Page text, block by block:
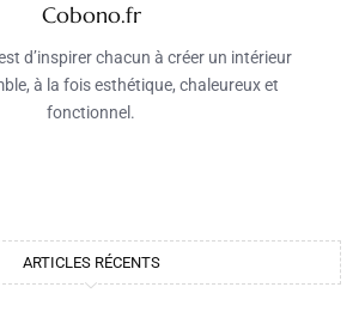
Cobono.fr
d’inspirer chacun à créer un intérieur
à la fois esthétique, chaleureux et
fonctionnel.
ARTICLES RÉCENTS